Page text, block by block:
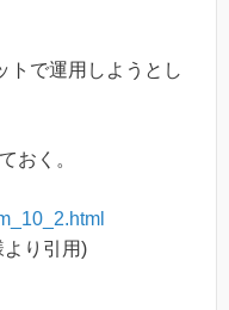
トで運用しようとし
おく。
り引用)